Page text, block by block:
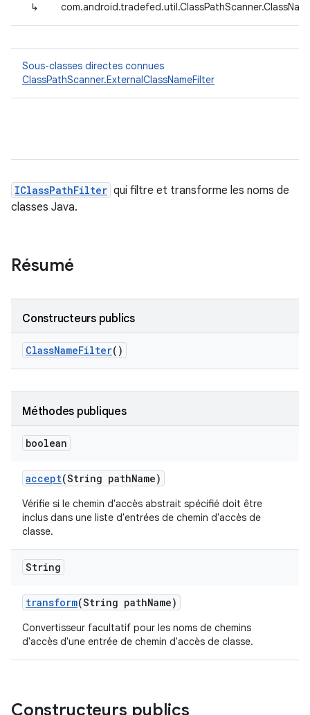
↳
Sous-classes directes connues
ClassPathScanner.ExternalClassNameFilter
IClassPathFilter qui filtre et transforme les noms de
classes Java.
Résumé
Constructeurs publics
ClassNameFilter()
Méthodes publiques
boolean
accept(String pathName)
Vérifie si le chemin d'accès abstrait spécifié doit être
inclus dans une liste d'entrées de chemin d'accès de
classe.
String
transform(String pathName)
Convertisseur facultatif pour les noms de chemins
d'accès d'une entrée de chemin d'accès de classe.
Constructeurs publics